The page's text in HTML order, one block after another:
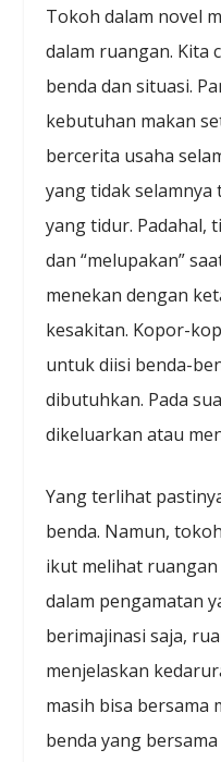
Tokoh dalam novel
dalam ruangan. Kita
benda dan situasi.
kebutuhan makan
bercerita usaha
yang tidak
yang tidur. Padahal,
dan “melupakan”
menekan dengan
kesakitan. Kopor-
untuk diisi benda-
dibutuhkan. Pada
dikeluarkan atau
Yang terlihat
benda. Namun,
ikut melihat
dalam pengamatan
berimajinasi saja,
menjelaskan
masih bisa bersama
benda yang